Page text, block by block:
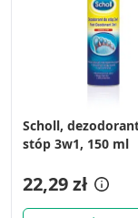
Scholl,
stóp 3w1, 150 ml
22,29 zł